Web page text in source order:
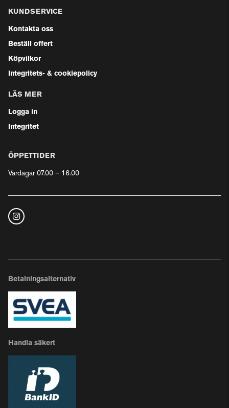
KUNDSERVICE
Kontakta oss
Beställ offert
Köpvilkor
Integritets- & cookiepolicy
LÄS MER
Logga in
Integritet
ÖPPETTIDER
Vardagar 07.00 – 16.00
Betalningsalternativ
Handla säkert